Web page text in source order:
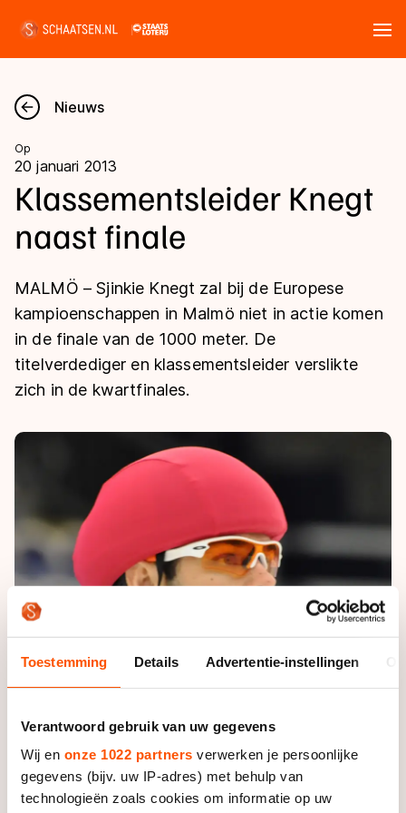
Toestemming Details Advertentie-instellingen
Verantwoord gebruik van uw gegevens
Wij en onze 1022 partners verwerken je persoonlijke
gegevens (bijv. uw IP-adres) met behulp van
technologieën zoals cookies om informatie op uw
Nieuws
Kalender
Disciplines
Marathon
Langebaan
Shorttrack
Inlineskaten
Schoonrijden
Uitslagen
Langebaan
Shorttrack
Marathon
Inlineskaten
Kunstschaatsen
Tijden & historie
Ranglijsten Langebaan
Historie & statistiek
Inschrijven wedstrijden
Algemene Nederlandse Schaatstijd
Deze zomer de weg op
Waar kan ik schaatsen en skaten?
Schaatsfans
Alles voor jou als schaatsfan
Evenementen
Tickets
Livestreams
Word schaatsfan!
Olympische Spelen
Olympische Spelen
Medaille overzicht
Medaillespiegel
Olympische uitslagen
Nieuws
Op
20 januari 2013
Klassementsleider Knegt
naast finale
MALMÖ – Sjinkie Knegt zal bij de Europese
kampioenschappen in Malmö niet in actie komen
in de finale van de 1000 meter. De
titelverdediger en klassementsleider verslikte
zich in de kwartfinales.